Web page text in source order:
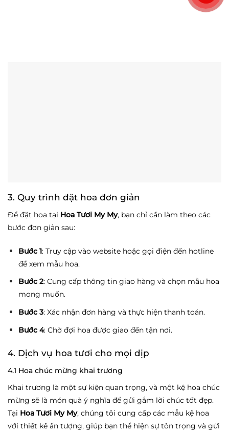
3. Quy trình đặt hoa đơn giản
Để đặt hoa tại Hoa Tươi My My, bạn chỉ cần làm theo các
bước đơn giản sau:
Bước 1: Truy cập vào website hoặc gọi điện đến hotline
để xem mẫu hoa.
Bước 2: Cung cấp thông tin giao hàng và chọn mẫu hoa
mong muốn.
Bước 3: Xác nhận đơn hàng và thực hiện thanh toán.
Bước 4: Chờ đợi hoa được giao đến tận nơi.
4. Dịch vụ hoa tươi cho mọi dịp
4.1 Hoa chúc mừng khai trương
Khai trương là một sự kiện quan trọng, và một kệ hoa chúc
mừng sẽ là món quà ý nghĩa để gửi gắm lời chúc tốt đẹp.
Tại Hoa Tươi My My, chúng tôi cung cấp các mẫu kệ hoa
với thiết kế ấn tượng, giúp bạn thể hiện sự tôn trọng và gửi